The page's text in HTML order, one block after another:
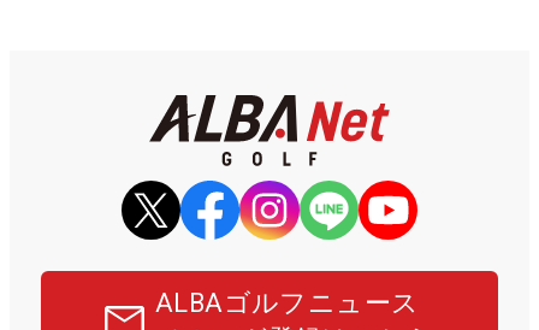
ALBAゴルフニュース